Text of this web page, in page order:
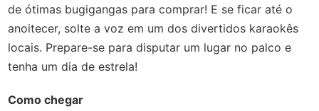
de ótimas bugigangas para comprar! E se ficar até o
anoitecer, solte a voz em um dos divertidos karaokês
locais. Prepare-se para disputar um lugar no palco e
tenha um dia de estrela!
Como chegar